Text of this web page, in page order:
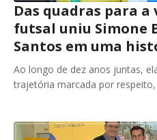
Das quadras para a
futsal uniu Simone
Santos em uma
Ao longo de dez anos juntas,
trajetória marcada por